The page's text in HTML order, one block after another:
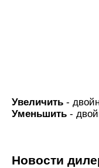
Увеличить -
Уменьшить -
Новости